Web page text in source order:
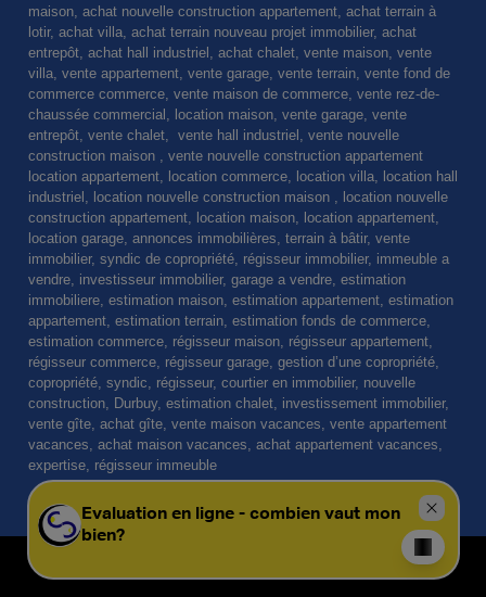
maison, achat nouvelle construction appartement, achat terrain à
lotir, achat villa, achat terrain nouveau projet immobilier, achat
entrepôt, achat hall industriel, achat chalet, vente maison, vente
villa, vente appartement, vente garage, vente terrain, vente fond de
commerce commerce, vente maison de commerce, vente rez-de-
chaussée commercial, location maison, vente garage, vente
entrepôt, vente chalet, vente hall industriel, vente nouvelle
construction maison , vente nouvelle construction appartement
location appartement, location commerce, location villa, location hall
industriel, location nouvelle construction maison , location nouvelle
construction appartement, location maison, location appartement,
location garage, annonces immobilières, terrain à bâtir, vente
immobilier, syndic de copropriété, régisseur immobilier, immeuble a
vendre, investisseur immobilier, garage a vendre, estimation
immobiliere, estimation maison, estimation appartement, estimation
appartement, estimation terrain, estimation fonds de commerce,
estimation commerce, régisseur maison, régisseur appartement,
régisseur commerce, régisseur garage, gestion d’une copropriété,
copropriété, syndic, régisseur, courtier en immobilier, nouvelle
construction, Durbuy, estimation chalet, investissement immobilier,
vente gîte, achat gîte, vente maison vacances, vente appartement
vacances, achat maison vacances, achat appartement vacances,
expertise, régisseur immeuble